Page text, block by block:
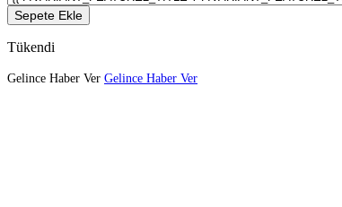
Sepete Ekle
Tükendi
Gelince Haber Ver Gelince Haber Ver